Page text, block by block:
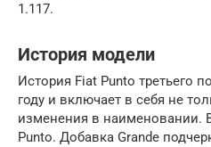
1.117.
История модели
История Fiat Punto третьего
году и включает в себя не
изменения в наименовании.
Punto. Добавка Grande